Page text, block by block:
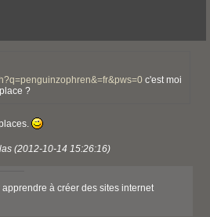
c'est moi
?
(2012-10-14 15:26:16)
apprendre à créer des sites internet